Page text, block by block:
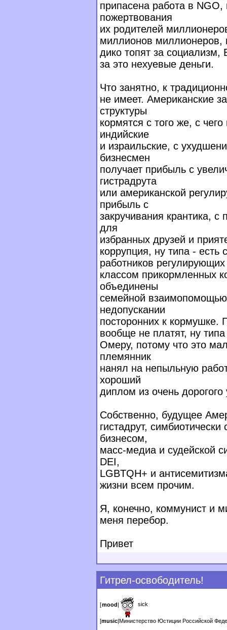
припасена работа в NGO,
пожертвования
их родителей
миллионов миллионеров,
дико топят за
за это нехуевые деньги.
Что занятно, к
не имеет. Американские
структуры
кормятся с того же, с
индийские
и израильские, с
бизнесмен
получает прибыль с
гистрадрута
или американской
прибыль с
закручивания крантика,
для
избранных друзей и
коррупция, ну типа - есть
работников
классом прикормленных
объединены
семейной
недопускании
посторонних к кормушке.
вообще не платят, ну
Омеру, потому что это
племянник
нанял на непыльную
хороший
диплом из очень дорогого
Собственно, будущее
гистадрут,
бизнесом,
масс-медиа и судейской
DEI,
LGBTQH+ и
жизни всем прочим.
Я, конечно, коммунист и
меня перебор.
Привет
Гитрел-освободитель!
[mood| sick
[music|Министерство Юстиции Российской